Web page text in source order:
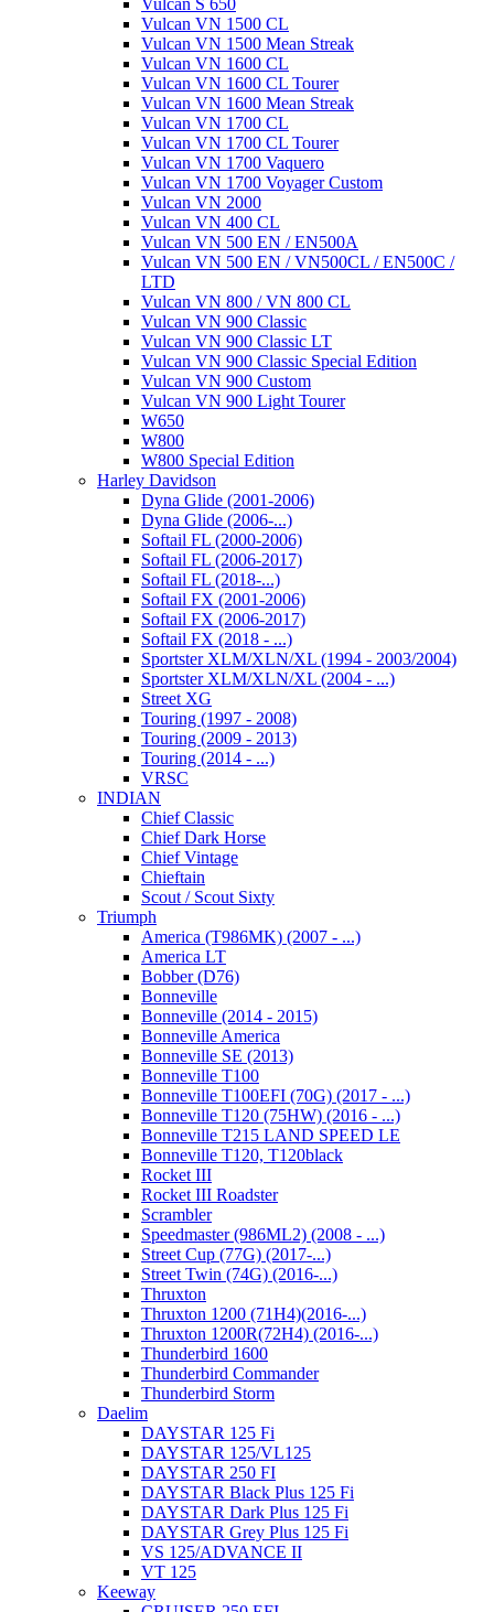
Vulcan S 650
Vulcan VN 1500 CL
Vulcan VN 1500 Mean Streak
Vulcan VN 1600 CL
Vulcan VN 1600 CL Tourer
Vulcan VN 1600 Mean Streak
Vulcan VN 1700 CL
Vulcan VN 1700 CL Tourer
Vulcan VN 1700 Vaquero
Vulcan VN 1700 Voyager Custom
Vulcan VN 2000
Vulcan VN 400 CL
Vulcan VN 500 EN / EN500A
Vulcan VN 500 EN / VN500CL / EN500C /
LTD
Vulcan VN 800 / VN 800 CL
Vulcan VN 900 Classic
Vulcan VN 900 Classic LT
Vulcan VN 900 Classic Special Edition
Vulcan VN 900 Custom
Vulcan VN 900 Light Tourer
W650
W800
W800 Special Edition
Harley Davidson
Dyna Glide (2001-2006)
Dyna Glide (2006-...)
Softail FL (2000-2006)
Softail FL (2006-2017)
Softail FL (2018-...)
Softail FX (2001-2006)
Softail FX (2006-2017)
Softail FX (2018 - ...)
Sportster XLM/XLN/XL (1994 - 2003/2004)
Sportster XLM/XLN/XL (2004 - ...)
Street XG
Touring (1997 - 2008)
Touring (2009 - 2013)
Touring (2014 - ...)
VRSC
INDIAN
Chief Classic
Chief Dark Horse
Chief Vintage
Chieftain
Scout / Scout Sixty
Triumph
America (T986MK) (2007 - ...)
America LT
Bobber (D76)
Bonneville
Bonneville (2014 - 2015)
Bonneville America
Bonneville SE (2013)
Bonneville T100
Bonneville T100EFI (70G) (2017 - ...)
Bonneville T120 (75HW) (2016 - ...)
Bonneville T215 LAND SPEED LE
Bonneville T120, T120black
Rocket III
Rocket III Roadster
Scrambler
Speedmaster (986ML2) (2008 - ...)
Street Cup (77G) (2017-...)
Street Twin (74G) (2016-...)
Thruxton
Thruxton 1200 (71H4)(2016-...)
Thruxton 1200R(72H4) (2016-...)
Thunderbird 1600
Thunderbird Commander
Thunderbird Storm
Daelim
DAYSTAR 125 Fi
DAYSTAR 125/VL125
DAYSTAR 250 FI
DAYSTAR Black Plus 125 Fi
DAYSTAR Dark Plus 125 Fi
DAYSTAR Grey Plus 125 Fi
VS 125/ADVANCE II
VT 125
Keeway